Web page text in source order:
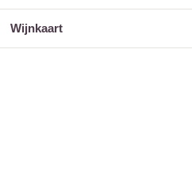
wijnkaart